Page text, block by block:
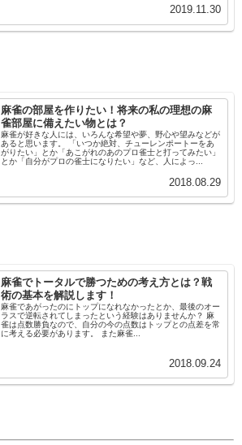
2019.11.30
麻雀の部屋を作りたい！将来の私の理想の麻
雀部屋に備えたい物とは？
麻雀が好きな人には、いろんな希望や夢、野心や望みなどが
あると思います。 「いつか絶対、チューレンポートーをあ
がりたい」とか「あこがれのあのプロ雀士と打ってみたい」
とか「自分がプロの雀士になりたい」など、人によっ...
2018.08.29
麻雀でトータルで勝つための考え方とは？戦
術の基本を解説します！
麻雀であがったのにトップになれなかったとか、最後のオー
ラスで逆転されてしまったという経験はありませんか？ 麻
雀は点数勝負なので、自分の今の点数はトップとの点差を常
に考える必要があります。 また麻雀...
2018.09.24